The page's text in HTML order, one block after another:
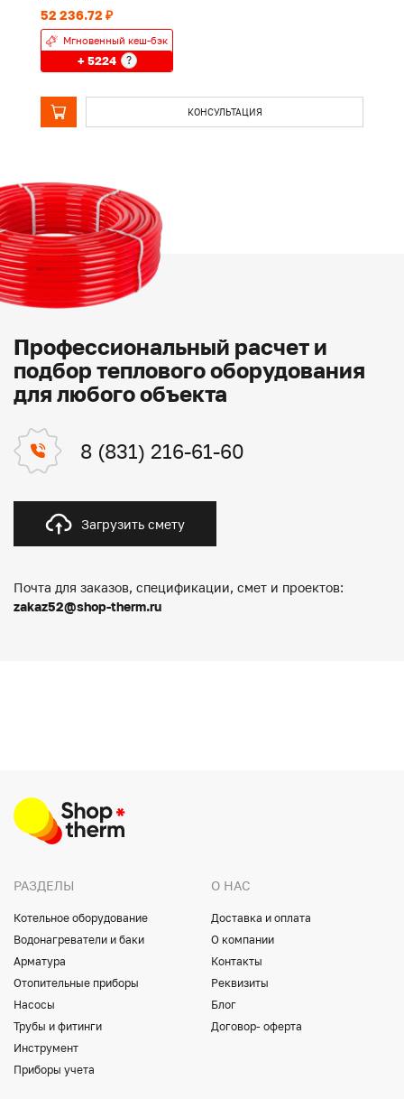
52 236.72 ₽
Мгновенный кеш-бэк
+ 5224 ?
КОНСУЛЬТАЦИЯ
Профессиональный расчет и
подбор теплового оборудования
для любого объекта
8 (831) 216-61-60
Загрузить смету
Почта для заказов, спецификации, смет и проектов:
zakaz52@shop-therm.ru
РАЗДЕЛЫ
Котельное оборудование
Водонагреватели и баки
Арматура
Отопительные приборы
Насосы
Трубы и фитинги
Инструмент
Приборы учета
О НАС
Доставка и оплата
О компании
Контакты
Реквизиты
Блог
Договор- оферта